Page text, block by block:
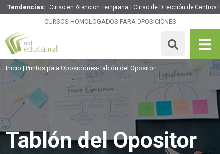
Tendencias: Curso en Atencion Temprana Curso de Dirección de Centros
CURSOS HOMOLOGADOS PARA OPOSICIONES
Inicio Puntos para Oposiciones-Tablón del Opositor
Tablón del Opositor